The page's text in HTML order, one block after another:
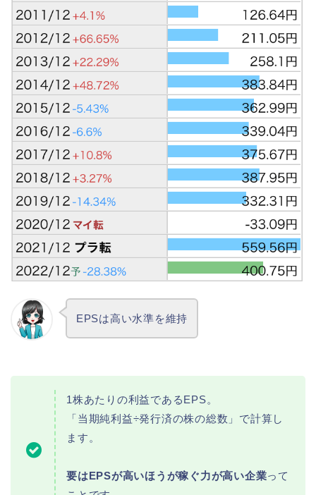
EPSは高い水準を維持
1株あたりの利益であるEPS。
「当期純利益÷発行済の株の総数」で計算し
ます。
要はEPSが高いほうが稼ぐ力が高い企業って